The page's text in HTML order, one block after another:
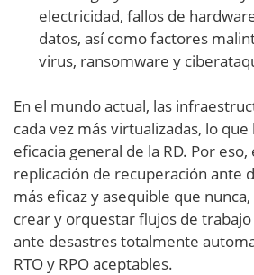
electricidad, fallos de
datos, así como factores
virus, ransomware y
En el mundo actual, las
cada vez más virtualizadas, lo
eficacia general de la RD. Por
replicación de recuperación ante
más eficaz y asequible que
crear y orquestar flujos de
ante desastres totalmente
RTO y RPO aceptables.